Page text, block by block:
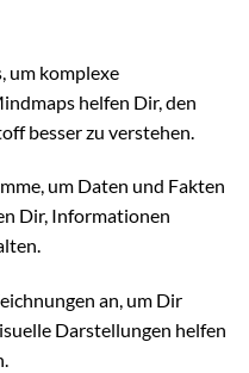
um komplexe
helfen Dir, den
besser zu verstehen.
um Daten und Fakten
Dir, Informationen
an, um Dir
Darstellungen helfen